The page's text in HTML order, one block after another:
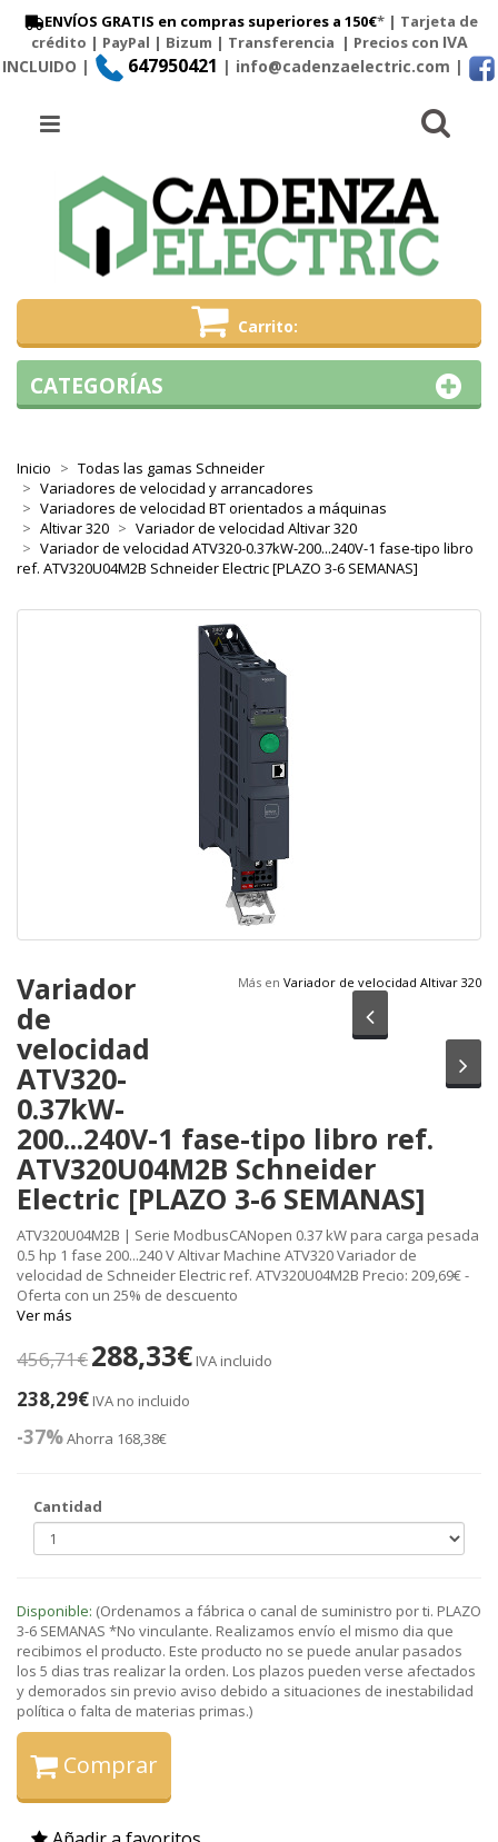
ENVÍOS GRATIS en compras superiores a 150€* | Tarjeta de
crédito | PayPal | Bizum | Transferencia | Precios con IVA
INCLUIDO |
647950421 | info@cadenzaelectric.com |
Carrito
Menú
Inicio
Todas las gamas Schneider
Variadores de velocidad y arrancadores
Variadores de velocidad BT orientados a máquinas
Altivar 320
Variador de velocidad Altivar 320
Variador de velocidad ATV320-0.37kW-200...240V-1 fase-tipo libro
ref. ATV320U04M2B Schneider Electric [PLAZO 3-6 SEMANAS]
Más en Variador de velocidad Altivar 320
Anterior
Variador
de
velocidad
ATV320-
0.37kW-
200...240V-1 fase-tipo libro ref.
ATV320U04M2B Schneider
Electric [PLAZO 3-6 SEMANAS]
ATV320U04M2B | Serie ModbusCANopen 0.37 kW para carga pesada
0.5 hp 1 fase 200...240 V Altivar Machine ATV320 Variador de
velocidad de Schneider Electric ref. ATV320U04M2B Precio: 209,69€ -
Oferta con un 25% de descuento
Ver más
456,71€288,33€ IVA incluido
238,29€ IVA no incluido
-37%Ahorra 168,38€
Cantidad
Disponible: (Ordenamos a fábrica o canal de suministro por ti. PLAZO
3-6 SEMANAS *No vinculante. Realizamos envío el mismo dia que
recibimos el producto. Este producto no se puede anular pasados
los 5 dias tras realizar la orden. Los plazos pueden verse afectados
y demorados sin previo aviso debido a situaciones de inestabilidad
política o falta de materias primas.)
Comprar
CATEGORÍAS